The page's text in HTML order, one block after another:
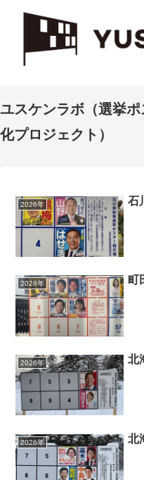
ユスケンラボ（選挙
化プロジェクト）
2026年 石
2026年 町
2026年 北
2026年 北